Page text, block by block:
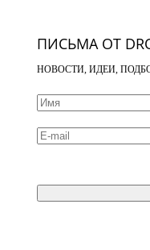
ПИСЬМА ОТ
НОВОСТИ, ИДЕИ,